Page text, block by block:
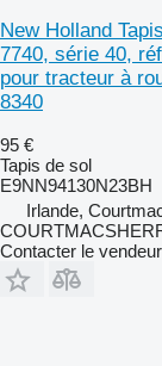
New Holland
7740, série 40,
pour tracteur à
8340
95 €
Tapis de sol
E9NN94130N23BH
Irlande,
Contacter le vendeur